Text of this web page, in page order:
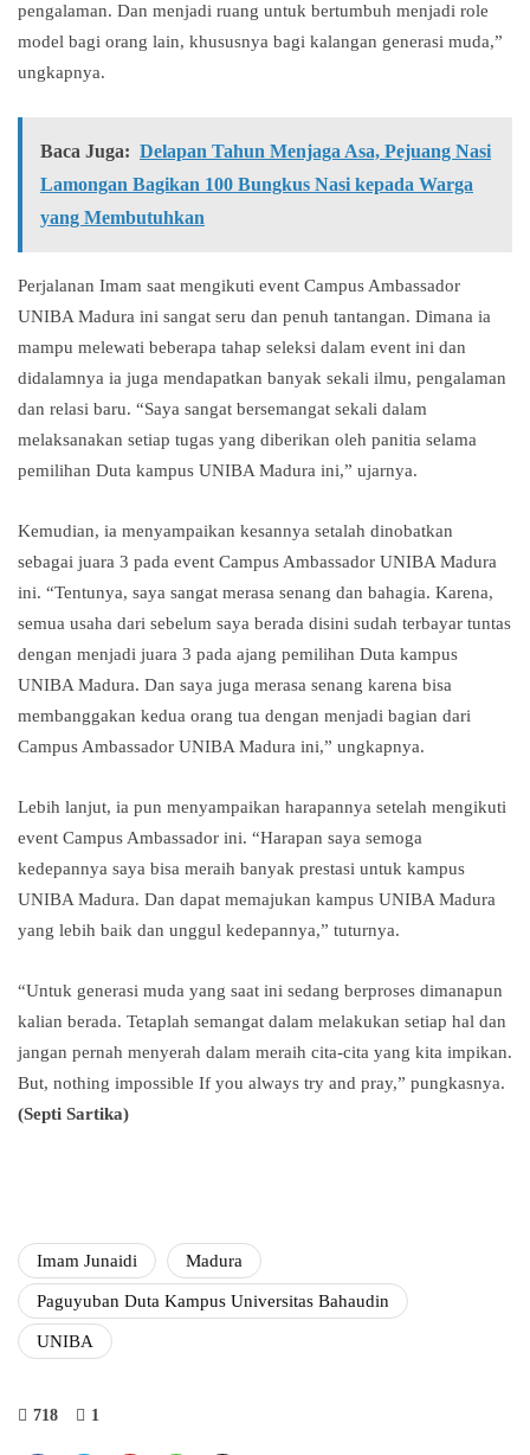
pengalaman. Dan menjadi ruang untuk bertumbuh menjadi role
model bagi orang lain, khususnya bagi kalangan generasi muda,”
ungkapnya.
Baca Juga: Delapan Tahun Menjaga Asa, Pejuang Nasi
Lamongan Bagikan 100 Bungkus Nasi kepada Warga
yang Membutuhkan
Perjalanan Imam saat mengikuti event Campus Ambassador
UNIBA Madura ini sangat seru dan penuh tantangan. Dimana ia
mampu melewati beberapa tahap seleksi dalam event ini dan
didalamnya ia juga mendapatkan banyak sekali ilmu, pengalaman
dan relasi baru. “Saya sangat bersemangat sekali dalam
melaksanakan setiap tugas yang diberikan oleh panitia selama
pemilihan Duta kampus UNIBA Madura ini,” ujarnya.
Kemudian, ia menyampaikan kesannya setalah dinobatkan
sebagai juara 3 pada event Campus Ambassador UNIBA Madura
ini. “Tentunya, saya sangat merasa senang dan bahagia. Karena,
semua usaha dari sebelum saya berada disini sudah terbayar tuntas
dengan menjadi juara 3 pada ajang pemilihan Duta kampus
UNIBA Madura. Dan saya juga merasa senang karena bisa
membanggakan kedua orang tua dengan menjadi bagian dari
Campus Ambassador UNIBA Madura ini,” ungkapnya.
Lebih lanjut, ia pun menyampaikan harapannya setelah mengikuti
event Campus Ambassador ini. “Harapan saya semoga
kedepannya saya bisa meraih banyak prestasi untuk kampus
UNIBA Madura. Dan dapat memajukan kampus UNIBA Madura
yang lebih baik dan unggul kedepannya,” tuturnya.
“Untuk generasi muda yang saat ini sedang berproses dimanapun
kalian berada. Tetaplah semangat dalam melakukan setiap hal dan
jangan pernah menyerah dalam meraih cita-cita yang kita impikan.
But, nothing impossible If you always try and pray,” pungkasnya.
(Septi Sartika)
Imam Junaidi Madura
Paguyuban Duta Kampus Universitas Bahaudin
UNIBA
718 1